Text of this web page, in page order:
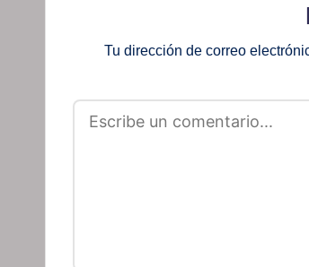
Tu dirección de correo